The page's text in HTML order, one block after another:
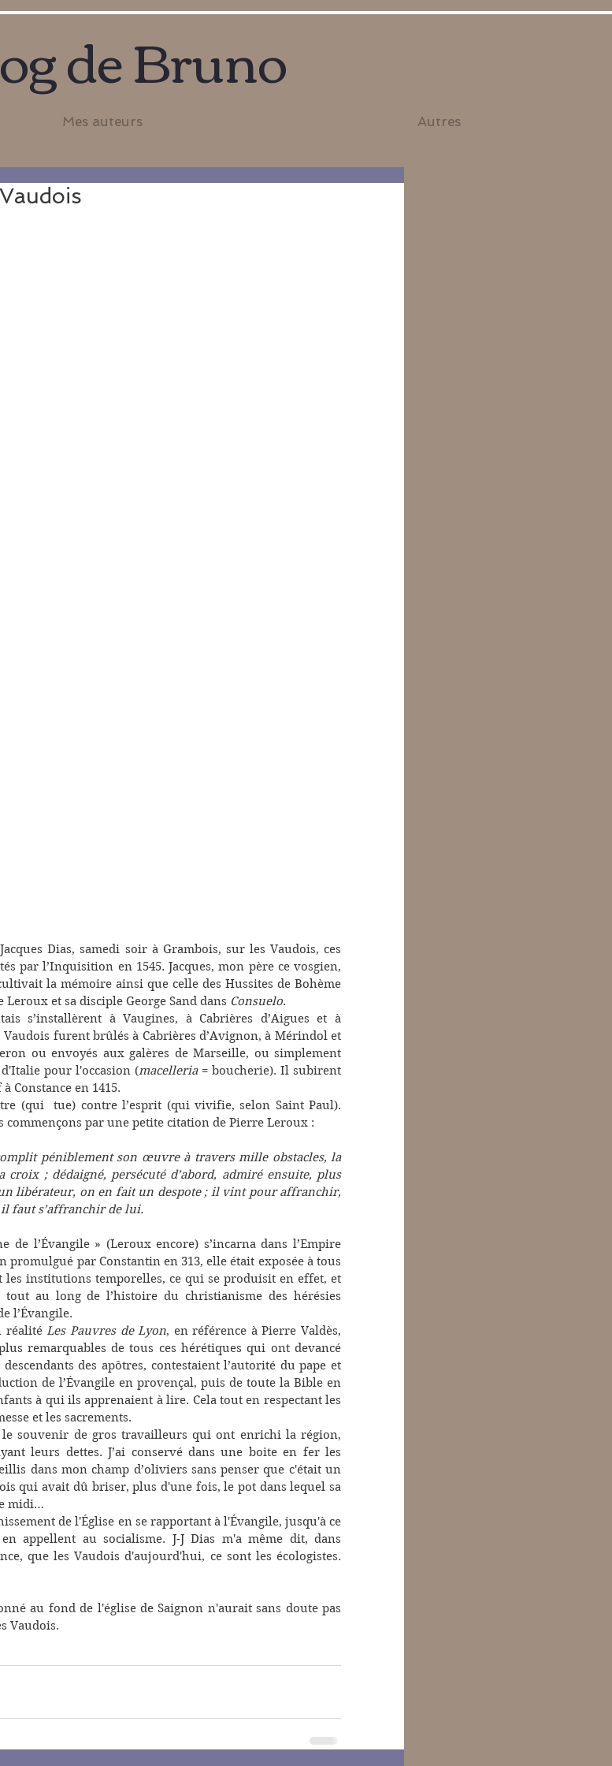
Mes auteurs Autres
de Bruno
Dias, samedi soir à Grambois, sur les Vaudois, ces
par l’Inquisition en 1545. Jacques, mon père ce vosgien,
la mémoire ainsi que celle des Hussites de Bohème
et sa disciple George Sand dans Consuelo.
s’installèrent à Vaugines, à Cabrières d’Aigues et à
furent brûlés à Cabrières d’Avignon, à Mérindol et
pour l'occasion (macelleria = boucherie). Il subirent
Constance en 1415.
(qui  tue) contre l’esprit (qui vivifie, selon Saint Paul).
par une petite citation de Pierre Leroux :
péniblement son œuvre à travers mille obstacles, la
croix ; dédaigné, persécuté d’abord, admiré ensuite, plus
libérateur, on en fait un despote ; il vint pour affranchir,
faut s’affranchir de lui.
l’Évangile » (Leroux encore) s’incarna dans l’Empire
promulgué par Constantin en 313, elle était exposée à tous
les institutions temporelles, ce qui se produisit en effet, et
au long de l’histoire du christianisme des hérésies
l’Évangile.
réalité Les Pauvres de Lyon, en référence à Pierre Valdès,
remarquables de tous ces hérétiques qui ont devancé
des apôtres, contestaient l’autorité du pape et
de l’Évangile en provençal, puis de toute la Bible en
à qui ils apprenaient à lire. Cela tout en respectant les
et les sacrements.
le souvenir de gros travailleurs qui ont enrichi la région,
leurs dettes. J’ai conservé dans une boite en fer les
dans mon champ d’oliviers sans penser que c'était un
qui avait dû briser, plus d'une fois, le pot dans lequel sa
midi…
de l'Église en se rapportant à l'Évangile, jusqu'à ce
appellent au socialisme. J-J Dias m'a même dit, dans
que les Vaudois d'aujourd'hui, ce sont les écologistes.
au fond de l'église de Saignon n'aurait sans doute pas
Vaudois.